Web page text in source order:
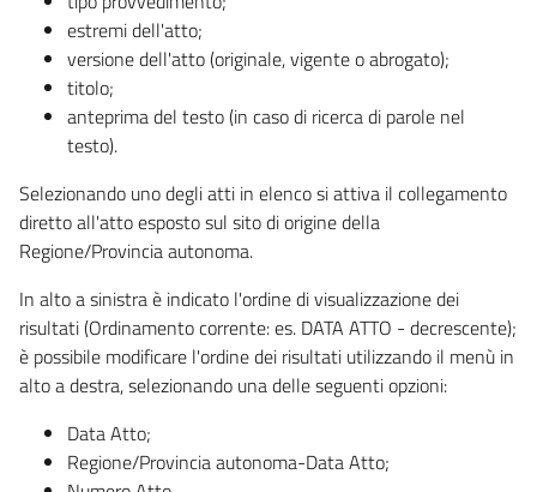
estremi dell'atto;
versione dell'atto (originale, vigente o abrogato);
titolo;
anteprima del testo (in caso di ricerca di parole nel
testo).
Selezionando uno degli atti in elenco si attiva il collegamento
diretto all'atto esposto sul sito di origine della
Regione/Provincia autonoma.
In alto a sinistra è indicato l'ordine di visualizzazione dei
risultati (Ordinamento corrente: es. DATA ATTO - decrescente);
è possibile modificare l'ordine dei risultati utilizzando il menù in
alto a destra, selezionando una delle seguenti opzioni:
Data Atto;
Regione/Provincia autonoma-Data Atto;